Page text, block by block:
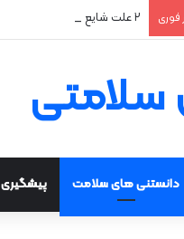
فوری ۲ علت شایع‌ کم‌شنوایی
سلامتی
دانستنی های سلامت